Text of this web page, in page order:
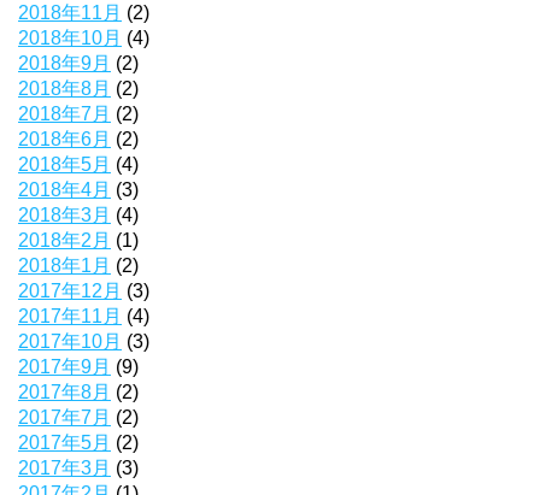
2018年11月 (2)
2018年10月 (4)
2018年9月 (2)
2018年8月 (2)
2018年7月 (2)
2018年6月 (2)
2018年5月 (4)
2018年4月 (3)
2018年3月 (4)
2018年2月 (1)
2018年1月 (2)
2017年12月 (3)
2017年11月 (4)
2017年10月 (3)
2017年9月 (9)
2017年8月 (2)
2017年7月 (2)
2017年5月 (2)
2017年3月 (3)